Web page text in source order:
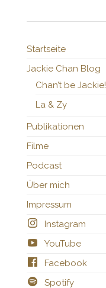
Startseite
Jackie Chan Blog
Chan’t be Jackie!
La & Zy
Publikationen
Filme
Podcast
Über mich
Impressum
Instagram
YouTube
Facebook
Spotify